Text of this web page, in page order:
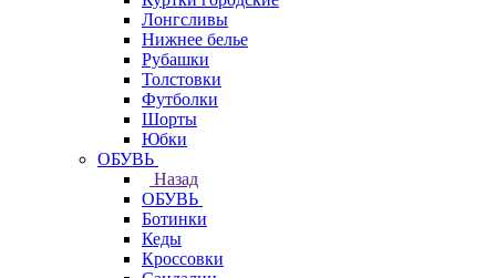
Лонгсливы
Нижнее белье
Рубашки
Толстовки
Футболки
Шорты
Юбки
ОБУВЬ
Назад
ОБУВЬ
Ботинки
Кеды
Кроссовки